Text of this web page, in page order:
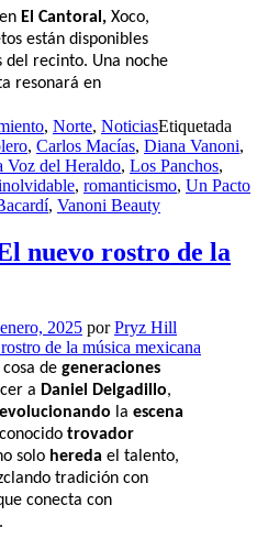
El Cantoral, Xoco,
están disponibles
del recinto. Una noche
resonará en
, Norte, NoticiasEtiquetada
, Carlos Macías, Diana Vanoni,
Voz del Heraldo, Los Panchos,
, romanticismo, Un Pacto
, Vanoni Beauty
nuevo rostro de la
2025 porPryz Hill
de generaciones
a Daniel Delgadillo,
la escena
trovador
solo hereda el talento,
tradición con
conecta con